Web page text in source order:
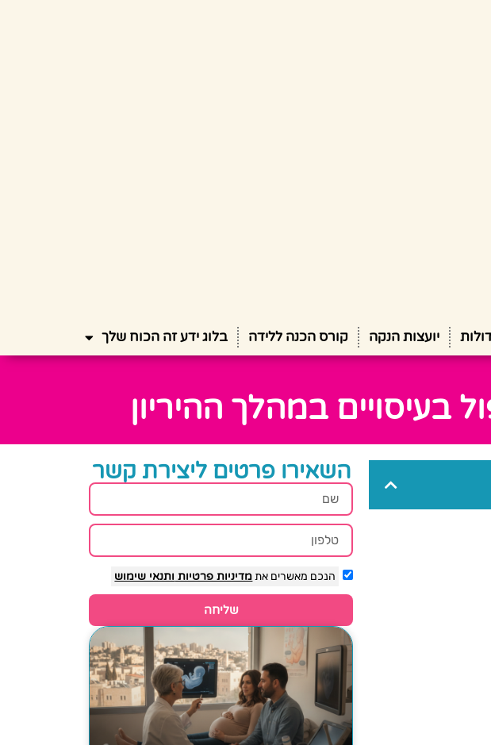
יועצות הנקה קורס הכנה ללידה בלוג ידע זה הכוח שלך
במהלך ההיריון
השאירו פרטים ליצירת קשר
הנכם מאשרים אתמדיניות פרטיות ותנאי שימוש
שליחה